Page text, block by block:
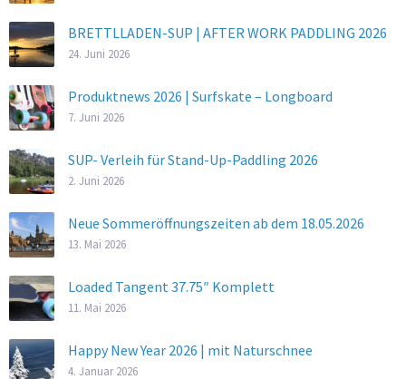
BRETTLLADEN-SUP | AFTER WORK PADDLING 2026
24. Juni 2026
Produktnews 2026 | Surfskate – Longboard
7. Juni 2026
SUP- Verleih für Stand-Up-Paddling 2026
2. Juni 2026
Neue Sommeröffnungszeiten ab dem 18.05.2026
13. Mai 2026
Loaded Tangent 37.75″ Komplett
11. Mai 2026
Happy New Year 2026 | mit Naturschnee
4. Januar 2026